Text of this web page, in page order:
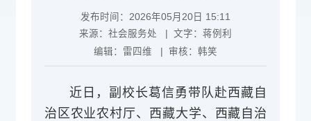
发布时间：2026年05月20日 15:11
来源： 社会服务处 | 文字： 蒋例利
编辑： 雷四维 | 审核： 韩笑
近日，副校长葛信勇带队赴西藏自
治区农业农村厅、西藏大学、西藏自治